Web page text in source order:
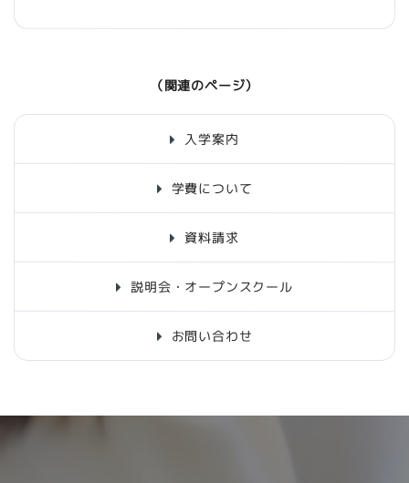
（関連のページ）
入学案内
学費について
資料請求
説明会・オープンスクール
お問い合わせ